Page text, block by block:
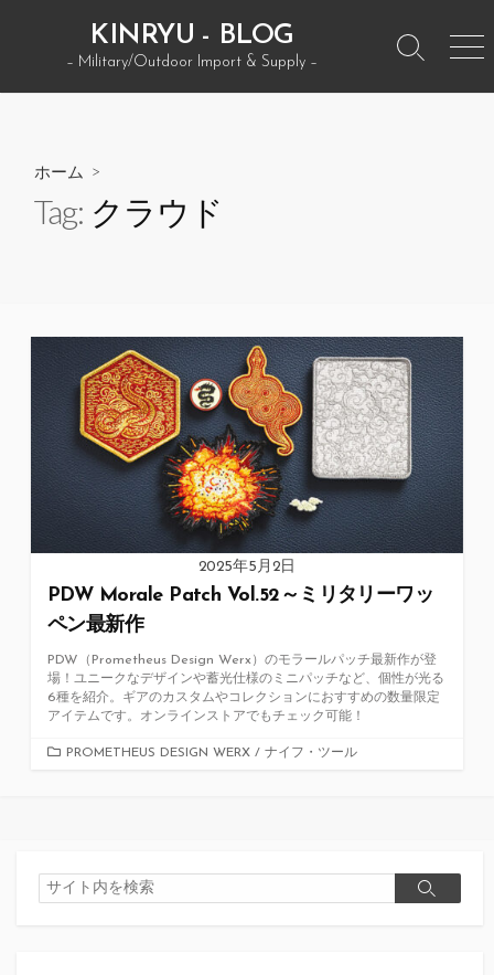
ン
KINRYU - BLOG
– Military/Outdoor Import & Supply –
検
メ
ホーム >
Tag: クラウド
2025年5月2日
PDW Morale Patch Vol.52～ミリタリーワッ
ペン最新作
PDW（Prometheus Design Werx）のモラールパッチ最新作が登
場！ユニークなデザインや蓄光仕様のミニパッチなど、個性が光る
6種を紹介。ギアのカスタムやコレクションにおすすめの数量限定
アイテムです。オンラインストアでもチェック可能！
カPROMETHEUS DESIGN WERX / ナイフ・ツール
検
索
検